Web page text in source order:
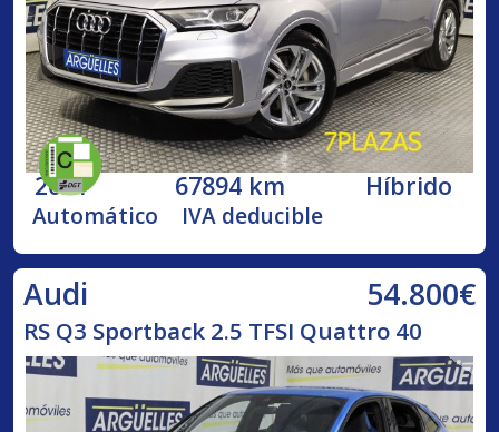
2021 67894 km Híbrido
Automático IVA deducible
Audi 54.800€
RS Q3 Sportback 2.5 TFSI Quattro 40